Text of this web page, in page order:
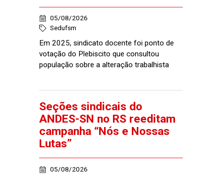
05/08/2026
Sedufsm
Em 2025, sindicato docente foi ponto de
votação do Plebiscito que consultou
população sobre a alteração trabalhista
Seções sindicais do
ANDES-SN no RS reeditam
campanha “Nós e Nossas
Lutas”
05/08/2026